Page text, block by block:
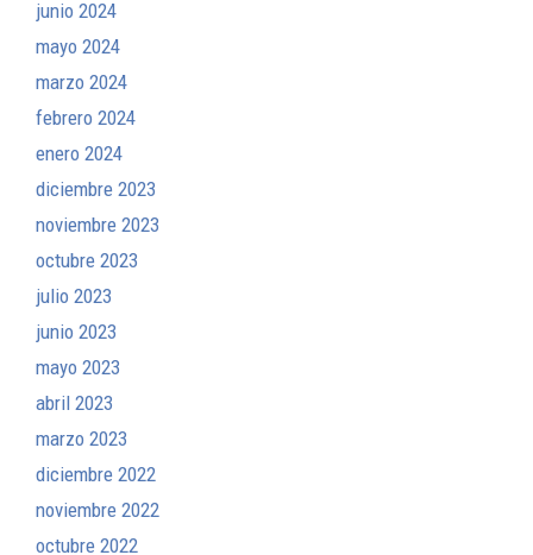
junio 2024
mayo 2024
marzo 2024
febrero 2024
enero 2024
diciembre 2023
noviembre 2023
octubre 2023
julio 2023
junio 2023
mayo 2023
abril 2023
marzo 2023
diciembre 2022
noviembre 2022
octubre 2022